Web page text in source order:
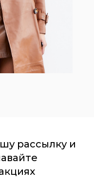
рассылку и